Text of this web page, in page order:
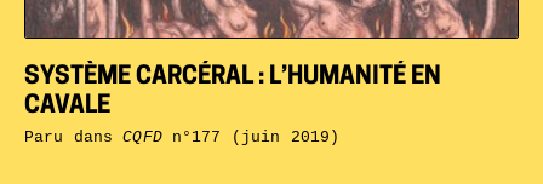
SYSTÈME CARCÉRAL : L’HUMANITÉ EN
CAVALE
Paru dansCQFDn°177 (juin 2019)